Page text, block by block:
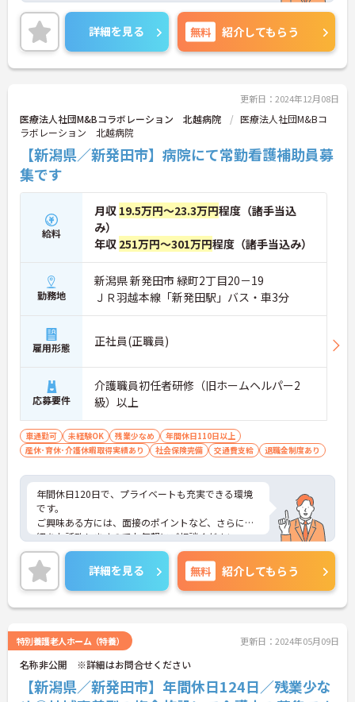
両立がしやすい職場です◎
また、昇給と賞与があり、あなたの頑張りがしっか
り評価され、やりがいを持ってお仕事ができます！
ご興味ある方は面接ポイントをお伝えしますので、
お気軽にご連絡ください。
詳細を見る 無料 紹介してもらう
更新日：2024年12月08日
医療法人社団M&Bコラボレーション 北越病院
医療法人社団M&Bコ
ラボレーション 北越病院
【新潟県／新発田市】病院にて常勤看護補助員募
集です
給料
月収 19.5万円～23.3万円程度（諸手当込
み）
年収 251万円～301万円程度（諸手当込み）
勤務地
新潟県 新発田市 緑町2丁目20－19
ＪＲ羽越本線「新発田駅」バス・車3分
雇用形態 正社員(正職員)
応募要件
介護職員初任者研修（旧ホームヘルパー2
級）以上
車通勤可 未経験OK 残業少なめ
年間休日110日以上
産休･育休･介護休暇取得実績あり
社会保険完備 交通費支給 退職金制度あり
年間休日120日で、プライベートも充実できる環境
です。
ご興味ある方には、面接のポイントなど、さらに詳
細をお話致しますのでお気軽にご相談ください。
詳細を見る 無料 紹介してもらう
特別養護老人ホーム（特養） 更新日：2024年05月09日
名称非公開 ※詳細はお問合せください
【新潟県／新発田市】年間休日124日／残業少な